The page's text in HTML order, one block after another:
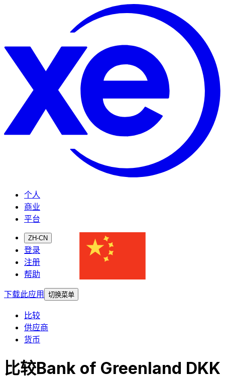
个人
商业
平台
ZH-CN
登录
注册
帮助
下载此应用
切换菜单
比较
供应商
货币
比较Bank of Greenland DKK